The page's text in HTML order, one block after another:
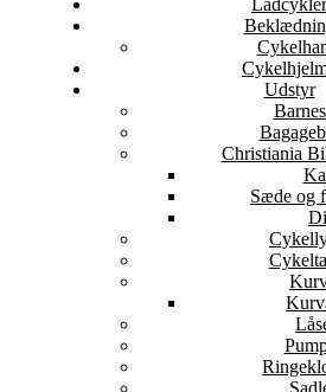
Ladcykler
Udstyr
Christiania
Sæde og